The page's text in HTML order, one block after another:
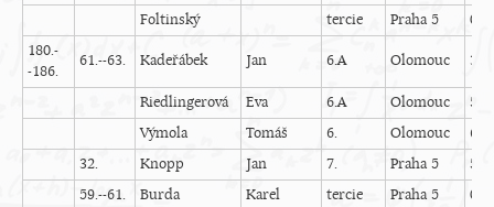
Foltinský tercie Praha 5
0
180.-
-186.
61.--63. Kadeřábek Jan 6.A Olomouc 3
Riedlingerová Eva 6.A Olomouc
5
Výmola
Tomáš 6. Olomouc
6
32.
Knopp Jan 7. Praha 5
5
59.--61.
Burda Karel tercie Praha 5
0